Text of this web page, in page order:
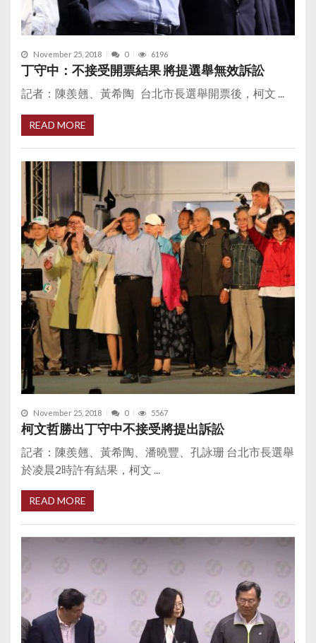
November 25, 2018 0 6196
丁守中：不接受開票結果 將提選舉無效訴訟
記者：陳羨翹、黃希陶 台北市長選舉開票後，柯文 ...
READ MORE
November 25, 2018 0 5567
柯文哲勝出丁守中不接受將提出訴訟
記者：陳羨翹、黃希陶、潘曉豐、孔詠珊 台北市長選舉
於凌晨2時許有結果，柯文 ...
READ MORE